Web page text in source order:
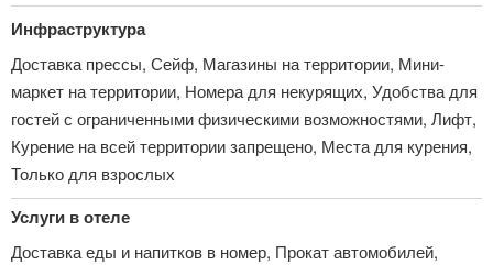
Инфраструктура
Доставка прессы, Сейф, Магазины на территории, Мини-
маркет на территории, Номера для некурящих, Удобства для
гостей с ограниченными физическими возможностями, Лифт,
Курение на всей территории запрещено, Места для курения,
Только для взрослых
Услуги в отеле
Доставка еды и напитков в номер, Прокат автомобилей,